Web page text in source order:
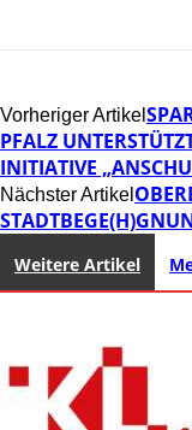
Vorheriger Artikel
PFALZ
INITIATIVE
Nächster Artikel
Weitere Artikel